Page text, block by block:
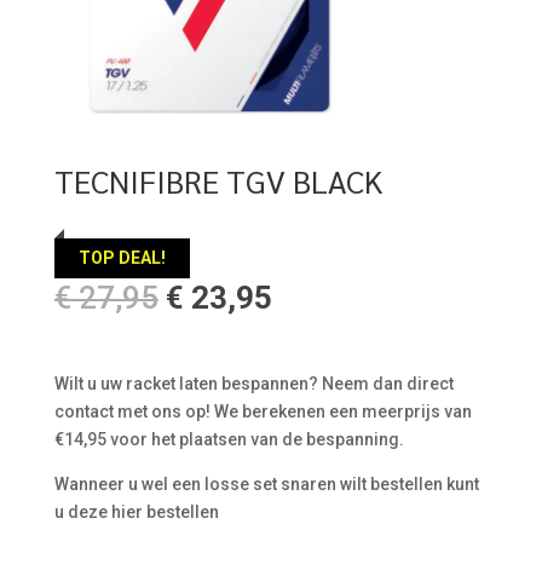
TECNIFIBRE TGV BLACK
TOP DEAL!
€27,95 Oorspronkelijke
€ 27,95.
€ 23,95Huidige
€ 23,95.
Wilt u uw racket laten bespannen? Neem dan direct
contact met ons op! We berekenen een meerprijs van
€14,95 voor het plaatsen van de bespanning.
Wanneer u wel een losse set snaren wilt bestellen kunt
u deze hier bestellen